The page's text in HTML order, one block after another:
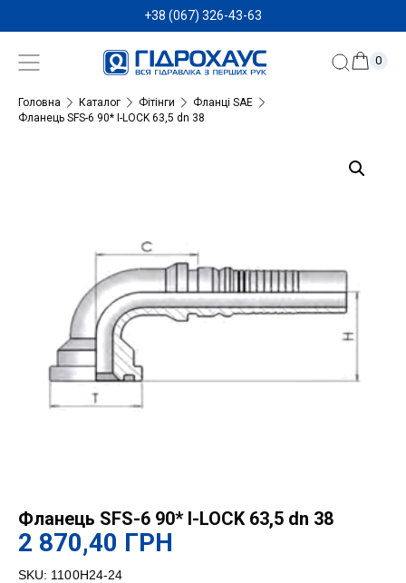
+38 (067) 326-43-63
0
Головна Каталог Фітінги
Фланці SAE
Фланець SFS-6 90* I-LOCK 63,5 dn 38
Фланець SFS-6 90* I-LOCK 63,5 dn 38
2 870,40 ГРН
SKU: 1100H24-24